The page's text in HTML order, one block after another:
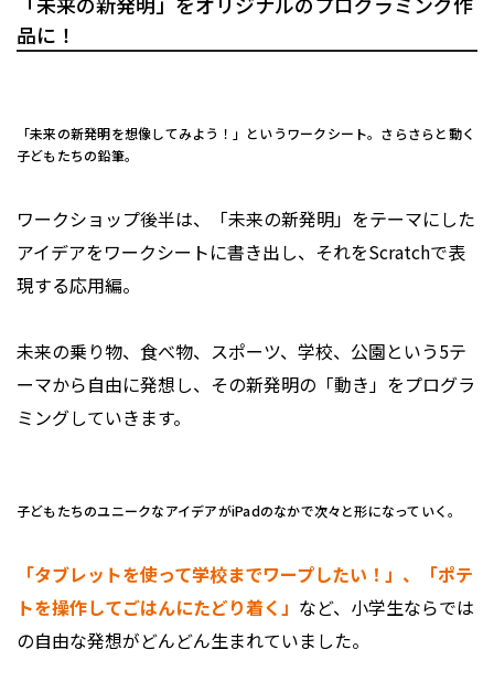
品に！
「未来の新発明を想像してみよう！」というワークシート。さらさらと動く
子どもたちの鉛筆。
ワークショップ後半は、「未来の新発明」をテーマにした
アイデアをワークシートに書き出し、それをScratchで表
現する応用編。
未来の乗り物、食べ物、スポーツ、学校、公園という5テ
ーマから自由に発想し、その新発明の「動き」をプログラ
ミングしていきます。
子どもたちのユニークなアイデアがiPadのなかで次々と形になっていく。
「タブレットを使って学校までワープしたい！」、「ポテ
トを操作してごはんにたどり着く」 など、小学生ならでは
の自由な発想がどんどん生まれていました。